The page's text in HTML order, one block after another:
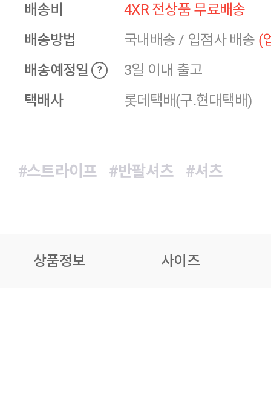
배송비
4XR 전상품 무료배송
배송방법
국내배송 / 입점사 배송 (
배송예정일
?
3일 이내 출고
택배사
롯데택배(구.현대택배)
#스트라이프 #반팔셔츠 #셔츠
상품정보 사이즈